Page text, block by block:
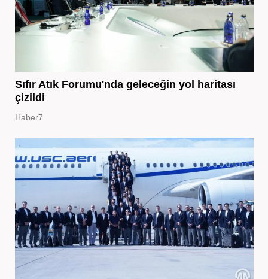
Sıfır Atık Forumu'nda geleceğin yol haritası
çizildi
Haber7